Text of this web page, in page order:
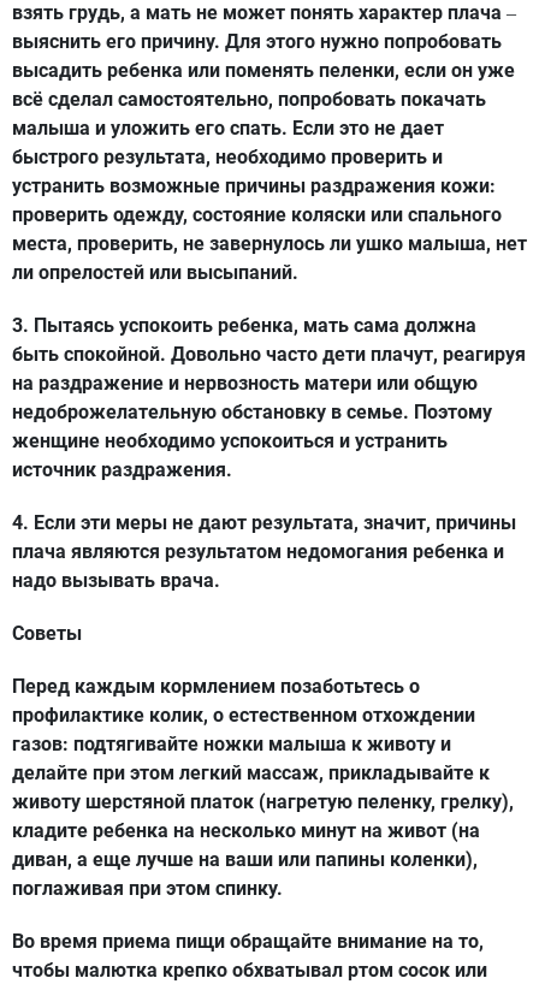
взять грудь, а мать не может понять характер плача –
выяснить его причину. Для этого нужно попробовать
высадить ребенка или поменять пеленки, если он уже
всё сделал самостоятельно, попробовать покачать
малыша и уложить его спать. Если это не дает
быстрого результата, необходимо проверить и
устранить возможные причины раздражения кожи:
проверить одежду, состояние коляски или спального
места, проверить, не завернулось ли ушко малыша, нет
ли опрелостей или высыпаний.
3. Пытаясь успокоить ребенка, мать сама должна
быть спокойной. Довольно часто дети плачут, реагируя
на раздражение и нервозность матери или общую
недоброжелательную обстановку в семье. Поэтому
женщине необходимо успокоиться и устранить
источник раздражения.
4. Если эти меры не дают результата, значит, причины
плача являются результатом недомогания ребенка и
надо вызывать врача.
Советы
Перед каждым кормлением позаботьтесь о
профилактике колик, о естественном отхождении
газов: подтягивайте ножки малыша к животу и
делайте при этом легкий массаж, прикладывайте к
животу шерстяной платок (нагретую пеленку, грелку),
кладите ребенка на несколько минут на живот (на
диван, а еще лучше на ваши или папины коленки),
поглаживая при этом спинку.
Во время приема пищи обращайте внимание на то,
чтобы малютка крепко обхватывал ртом сосок или